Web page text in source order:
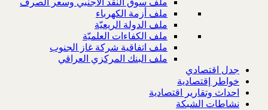
ملف سوق النقد الاجنبي وسعر الصرف
ملف أزمة الكهرباء
ملف الدولة الريعيّة
ملف الكفاءات العلميّة
ملف اتفاقية شركة غاز الجنوب
ملف البنك المركزي العراقي
جدل اقتصادي
خواطر إقتصادية
احداث وتقارير اقتصادية
نشاطات الشبكة